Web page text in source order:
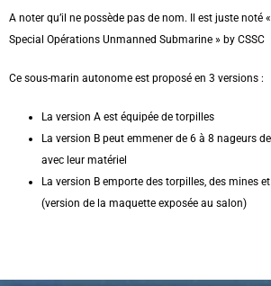
A noter qu’il ne possède pas de nom. Il est juste noté «
Special Opérations Unmanned Submarine » by CSSC
Ce sous-marin autonome est proposé en 3 versions :
La version A est équipée de torpilles
La version B peut emmener de 6 à 8 nageurs
avec leur matériel
La version B emporte des torpilles, des mines
(version de la maquette exposée au salon)